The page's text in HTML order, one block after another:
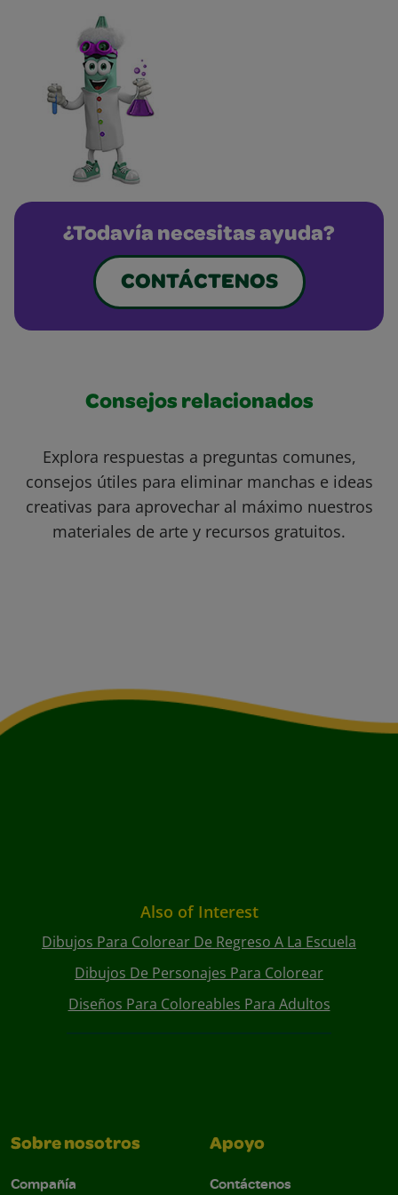
¿Todavía necesitas ayuda?
CONTÁCTENOS
Consejos relacionados
Explora respuestas a preguntas comunes,
consejos útiles para eliminar manchas e ideas
creativas para aprovechar al máximo nuestros
materiales de arte y recursos gratuitos.
Also of Interest
Dibujos Para Colorear De Regreso A La Escuela
Dibujos De Personajes Para Colorear
Diseños Para Coloreables Para Adultos
Sobre nosotros
Compañía
Apoyo
Contáctenos